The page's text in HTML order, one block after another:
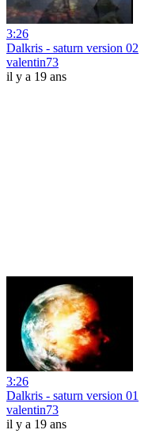
3:26
Dalkris - saturn version 02
valentin73
il y a 19 ans
3:26
Dalkris - saturn version 01
valentin73
il y a 19 ans